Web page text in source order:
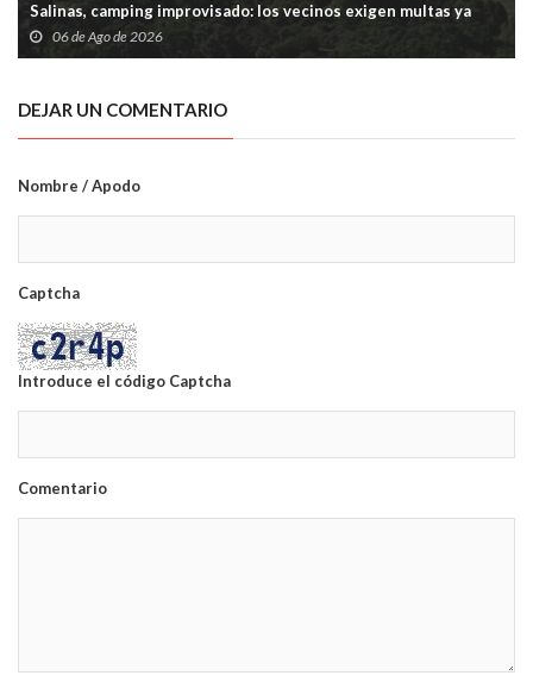
Salinas, camping improvisado: los vecinos exigen multas ya
06 de Ago de 2026
DEJAR UN COMENTARIO
Nombre / Apodo
Captcha
Introduce el código Captcha
Comentario